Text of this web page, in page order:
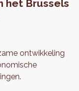
het Brussels
ontwikkeling